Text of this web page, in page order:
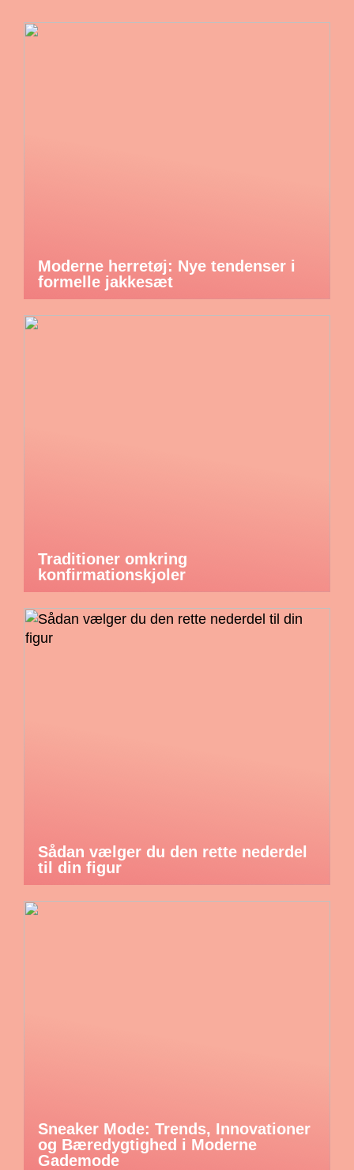
Moderne herretøj: Nye tendenser i
formelle jakkesæt
Traditioner omkring
konfirmationskjoler
Sådan vælger du den rette nederdel
til din figur
Sneaker Mode: Trends, Innovationer
og Bæredygtighed i Moderne
Gademode